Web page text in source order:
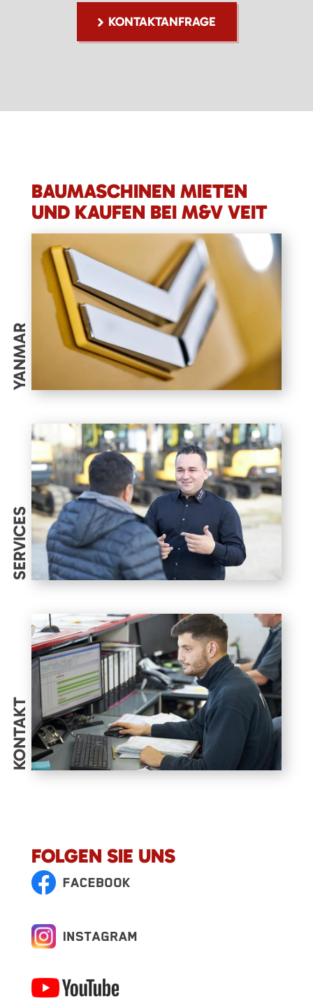
KONTAKTANFRAGE
BAUMASCHINEN MIETEN
UND KAUFEN BEI M&V VEIT
YANMAR
SERVICES
KONTAKT
FOLGEN SIE UNS